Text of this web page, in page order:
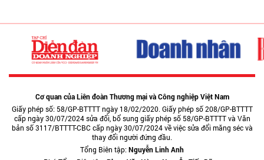
Cơ quan của Liên đoàn Thương mại và Công nghiệp Việt Nam
Giấy phép số: 58/GP-BTTTT ngày 18/02/2020. Giấy phép số 208/GP-BTTTT
cấp ngày 30/07/2024 sửa đổi, bổ sung giấy phép số 58/GP-BTTTT và Văn
bản số 3117/BTTTT-CBC cấp ngày 30/07/2024 về việc sửa đổi măng séc và
thay đổi người đứng đầu.
Tổng Biên tập:Nguyễn Linh Anh